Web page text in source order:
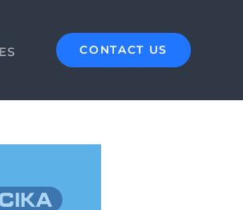
CONTACT US